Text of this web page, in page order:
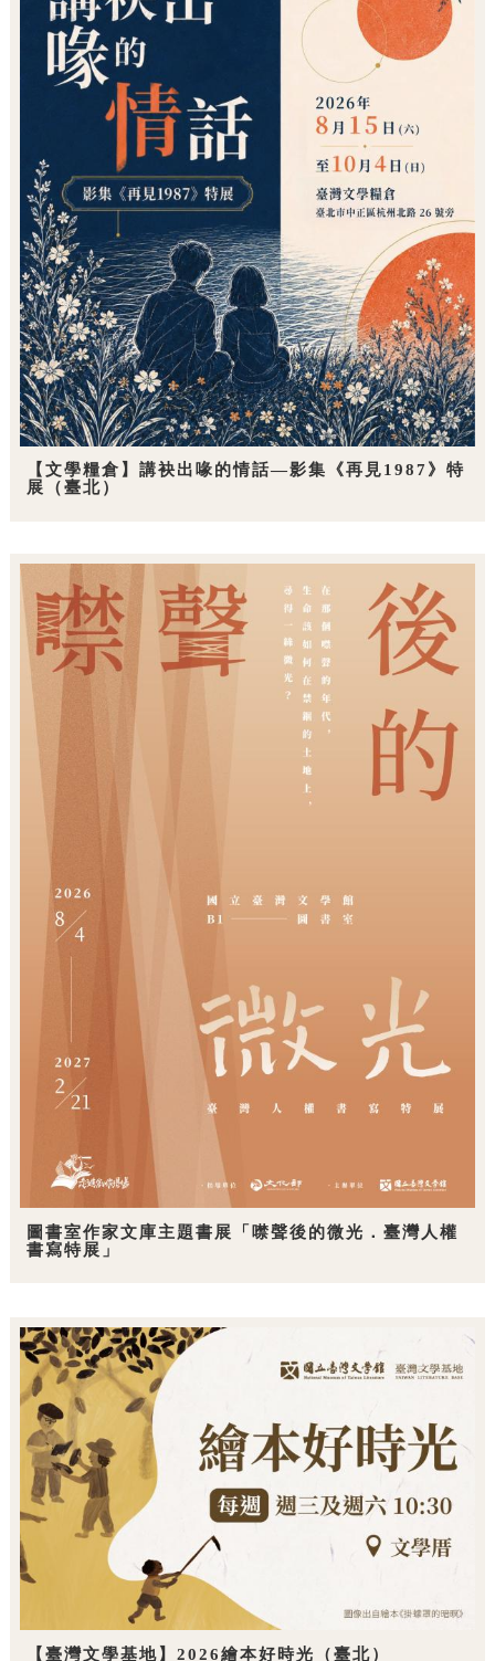
【文學糧倉】講袂出喙的情話—影集《再見1987》特
展（臺北）
圖書室作家文庫主題書展「噤聲後的微光．臺灣人權
書寫特展」
【臺灣文學基地】2026繪本好時光（臺北）